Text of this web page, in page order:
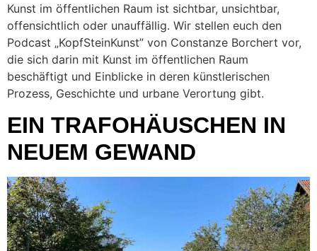
Kunst im öffentlichen Raum ist sichtbar, unsichtbar,
offensichtlich oder unauffällig. Wir stellen euch den
Podcast „KopfSteinKunst” von Constanze Borchert vor,
die sich darin mit Kunst im öffentlichen Raum
beschäftigt und Einblicke in deren künstlerischen
Prozess, Geschichte und urbane Verortung gibt.
EIN TRAFOHÄUSCHEN IN
NEUEM GEWAND